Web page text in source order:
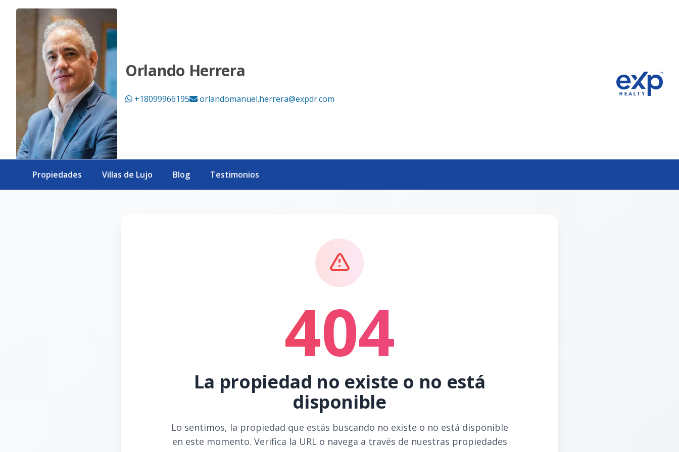
Orlando Herrera
+18099966195 orlandomanuel.herrera@expdr.com
Propiedades Villas de Lujo Blog Testimonios
404
La propiedad no existe o no está
disponible
Lo sentimos, la propiedad que estás buscando no existe o no está disponible
en este momento. Verifica la URL o navega a través de nuestras propiedades
Página no encontrada - eXp Realty República Dominicana